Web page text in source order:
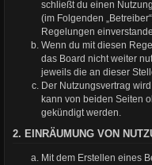
schließt du einen
(im Folgenden
Regelungen
Wenn du mit diesen
das Board nicht weiter
jeweils die an dieser
Der Nutzungsvertrag
kann von beiden Seiten
gekündigt werden.
2. EINRÄUMUNG VON
Mit dem Erstellen eines